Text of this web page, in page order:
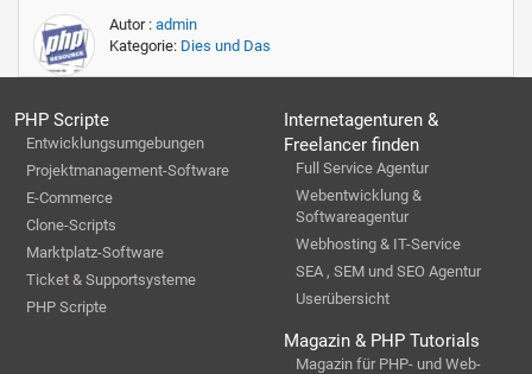
Autor : admin
Kategorie: Dies und Das
PHP Scripte
Entwicklungsumgebungen
Projektmanagement-Software
E-Commerce
Clone-Scripts
Marktplatz-Software
Ticket & Supportsysteme
PHP Scripte
Internetagenturen &
Freelancer finden
Full Service Agentur
Webentwicklung &
Softwareagentur
Webhosting & IT-Service
SEA , SEM und SEO Agentur
Userübersicht
Magazin & PHP Tutorials
Magazin für PHP- und Web-